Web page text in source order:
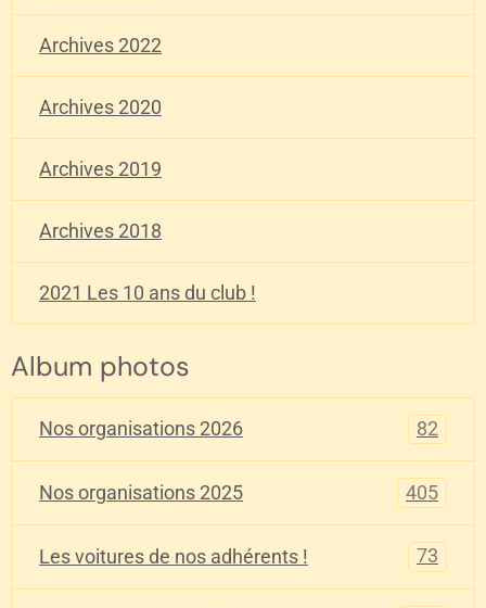
Archives 2022
Archives 2020
Archives 2019
Archives 2018
2021 Les 10 ans du club !
Album photos
Nos organisations 2026 82
Nos organisations 2025 405
Les voitures de nos adhérents ! 73